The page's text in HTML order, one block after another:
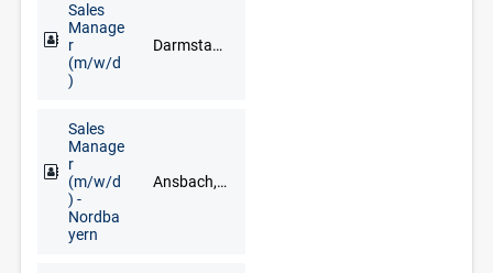
Sales
Manage
r
(m/w/d
)
Darmstadt, Frankfurt am Main, Mainz, Wiesbaden
Sales
Manage
r
(m/w/d
) -
Nordba
yern
Ansbach, Aschaffenburg, Bamberg, Bayreuth, Coburg, Hof, Nürnberg, Regensburg, Schweinfurt, Würzburg